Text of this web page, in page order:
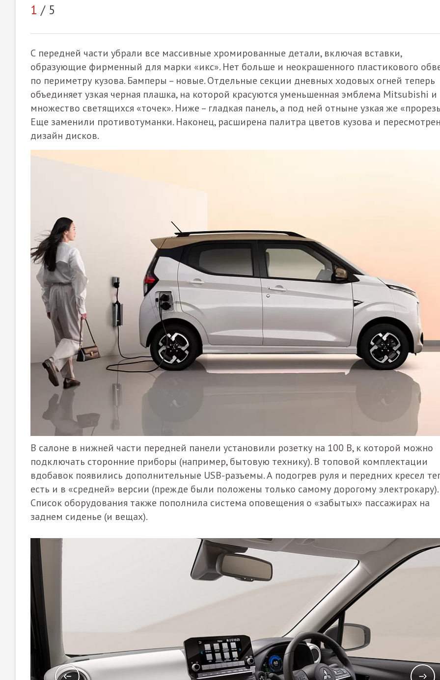
1 / 5
С передней части убрали все массивные хромированные детали, включая вставки,
образующие фирменный для марки «икс». Нет больше и неокрашенного пластикового
по периметру кузова. Бамперы – новые. Отдельные секции дневных ходовых огней теперь
объединяет узкая черная плашка, на которой красуются уменьшенная эмблема Mitsubishi и
множество светящихся «точек». Ниже – гладкая панель, а под ней отныне узкая же
Еще заменили противотуманки. Наконец, расширена палитра цветов кузова и
дизайн дисков.
В салоне в нижней части передней панели установили розетку на 100 В, к которой можно
подключать сторонние приборы (например, бытовую технику). В топовой комплектации
вдобавок появились дополнительные USB-разъемы. А подогрев руля и передних кресел
есть и в «средней» версии (прежде были положены только самому дорогому электрокару).
Список оборудования также пополнила система оповещения о «забытых» пассажирах на
заднем сиденье (и вещах).